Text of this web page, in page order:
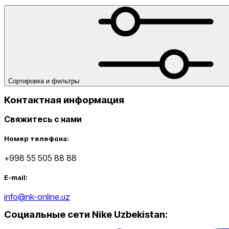
одеялаУтяжелителиФутбольные мячиХиджабы
до
Новинки
Сортировка и фильтры
Контактная информация
Свяжитесь с нами
Номер телефона:
+998 55 505 88 88
E-mail:
info@nk-online.uz
Социальные сети Nike Uzbekistan: